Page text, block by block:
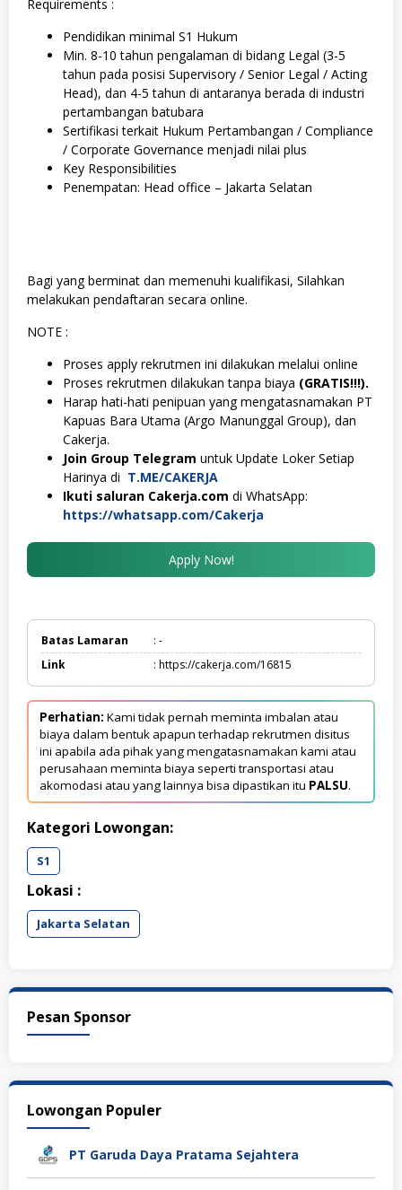
Requirements :
Pendidikan minimal S1 Hukum
Min. 8-10 tahun pengalaman di bidang Legal (3-5
tahun pada posisi Supervisory / Senior Legal / Acting
Head), dan 4-5 tahun di antaranya berada di industri
pertambangan batubara
Sertifikasi terkait Hukum Pertambangan / Compliance
/ Corporate Governance menjadi nilai plus
Key Responsibilities
Penempatan: Head office – Jakarta Selatan
Bagi yang berminat dan memenuhi kualifikasi, Silahkan
melakukan pendaftaran secara online.
NOTE :
Proses apply rekrutmen ini dilakukan melalui online
Proses rekrutmen dilakukan tanpa biaya (GRATIS!!!).
Harap hati-hati penipuan yang mengatasnamakan PT
Kapuas Bara Utama (Argo Manunggal Group), dan
Cakerja.
Join Group Telegram untuk Update Loker Setiap
Harinya di T.ME/CAKERJA
Ikuti saluran Cakerja.com di WhatsApp:
https://whatsapp.com/Cakerja
Apply Now!
Batas Lamaran
: -
Link
: https://cakerja.com/16815
Perhatian: Kami tidak pernah meminta imbalan atau
biaya dalam bentuk apapun terhadap rekrutmen disitus
ini apabila ada pihak yang mengatasnamakan kami atau
perusahaan meminta biaya seperti transportasi atau
akomodasi atau yang lainnya bisa dipastikan itu PALSU.
Kategori Lowongan:
S1
Lokasi :
Jakarta Selatan
Pesan Sponsor
Lowongan Populer
PT Garuda Daya Pratama Sejahtera